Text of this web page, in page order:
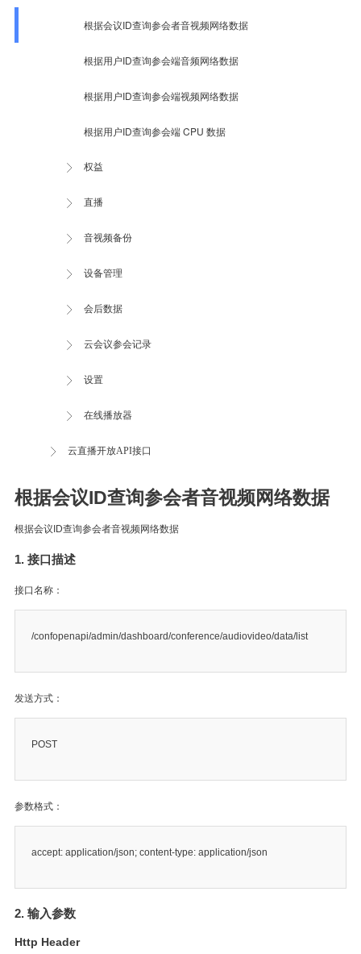
根据会议ID查询参会者音视频网络数据
根据用户ID查询参会端音频网络数据
根据用户ID查询参会端视频网络数据
根据用户ID查询参会端 CPU 数据
权益
直播
音视频备份
设备管理
会后数据
云会议参会记录
设置
在线播放器
云直播开放API接口
根据会议ID查询参会者音视频网络数据
根据会议ID查询参会者音视频网络数据
1. 接口描述
接口名称：
/confopenapi/admin/dashboard/conference/audiovideo/data/list
发送方式：
POST
参数格式：
accept: application/json; content-type: application/json
2. 输入参数
Http Header